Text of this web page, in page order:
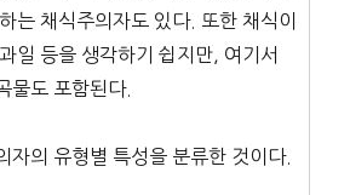
는 채식주의자도 있다. 또한 채식이
일 등을 생각하기 쉽지만, 여기서
물도 포함된다.
자의 유형별 특성을 분류한 것이다.